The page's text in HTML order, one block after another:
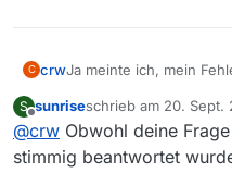
C crwJa meinte ich, mein
S
Offline
sunriseschrieb am 20. Sept.
zuletzt editiert von
@crw Obwohl deine
stimmig beantwortet